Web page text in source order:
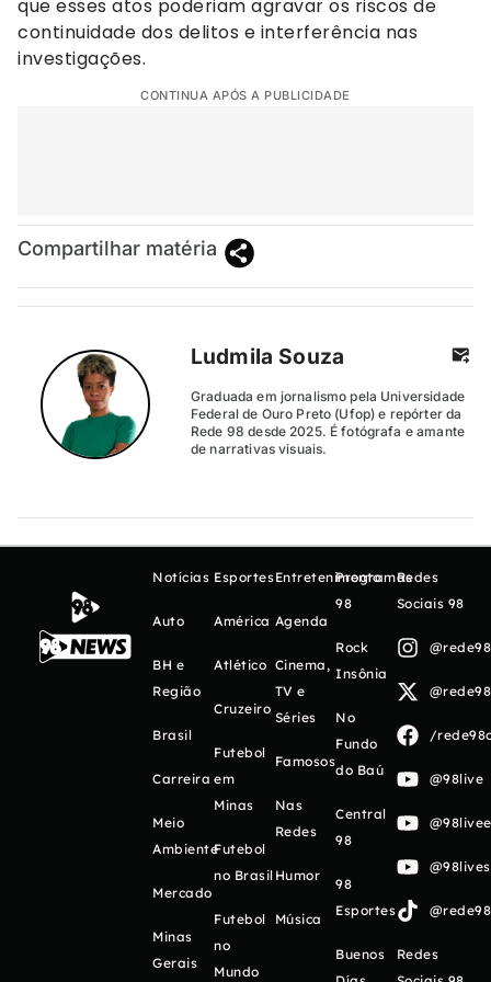
que esses atos poderiam agravar os riscos de
continuidade dos delitos e interferência nas
investigações.
CONTINUA APÓS A PUBLICIDADE
Compartilhar matéria
Ludmila Souza
Graduada em jornalismo pela Universidade
Federal de Ouro Preto (Ufop) e repórter da
Rede 98 desde 2025. É fotógrafa e amante
de narrativas visuais.
Notícias
Auto
BH e
Região
Brasil
Carreira
Meio
Ambiente
Mercado
Minas
Gerais
Esportes
América
Atlético
Cruzeiro
Futebol
em
Minas
Futebol
no Brasil
Futebol
no
Mundo
Entretenimento
Agenda
Cinema,
TV e
Séries
Famosos
Nas
Redes
Humor
Música
Programas
98
Rock
Insônia
No
Fundo
do Baú
Central
98
98
Esportes
Buenos
Redes
Sociais 98
/
@98live
Redes